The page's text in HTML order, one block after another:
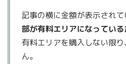
記事の横に金額が表示されて
部が有料エリアになっている
有料エリアを購入しない限
ん。